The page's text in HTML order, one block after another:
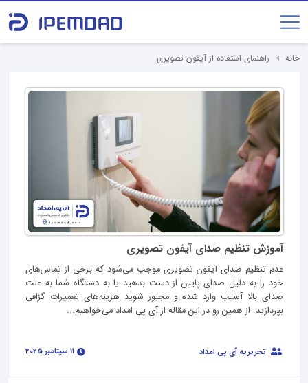
خانه راهنمای استفاده از آیفون تصویری
آموزش تنظیم صدای آیفون تصویری
عدم تنظیم صدای آیفون تصویری موجب می‌شود که برخی از تماس‌های
خود را به دلیل صدای پایین از دست بدهید یا به دستگاه شما به علت
صدای بالا آسیب وارد شده و مجبور شوید هزینه‎‌های تعمیرات گزافی
بپردازید. از همین‌ رو در این مقاله از آی پی امداد می‌خواهیم...
تحریریه آی پی امداد